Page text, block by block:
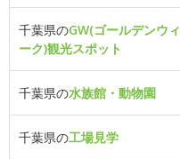
千葉県のGW(ゴールデンウィ
ーク)観光スポット
千葉県の水族館・動物園
千葉県の工場見学